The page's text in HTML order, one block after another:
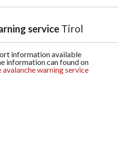
service Tirol
information available
information can found on
warning service